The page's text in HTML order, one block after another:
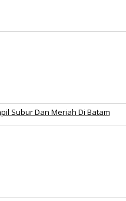
Subur Dan Meriah Di Batam